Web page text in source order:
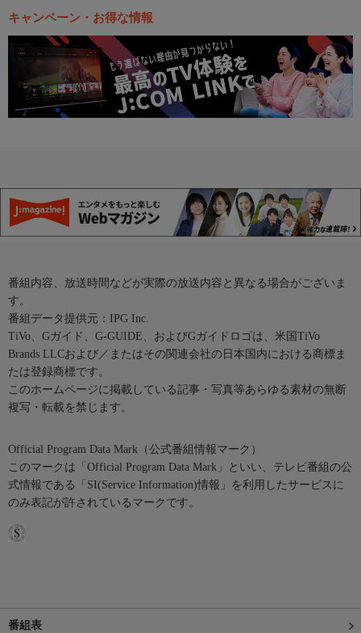
キャンペーン・お得な情報
番組内容、放送時間などが実際の放送内容と異なる場合がございま
す。
番組データ提供元：IPG Inc.
TiVo、Gガイド、G-GUIDE、およびGガイドロゴは、米国TiVo
Brands LLCおよび／またはその関連会社の日本国内における商標ま
たは登録商標です。
このホームページに掲載している記事・写真等あらゆる素材の無断
複写・転載を禁じます。
Official Program Data Mark（公式番組情報マーク）
このマークは「Official Program Data Mark」といい、テレビ番組の公
式情報である「SI(Service Information)情報」を利用したサービスに
のみ表記が許されているマークです。
番組表